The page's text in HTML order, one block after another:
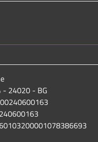
- 24020 - BG
00240600163